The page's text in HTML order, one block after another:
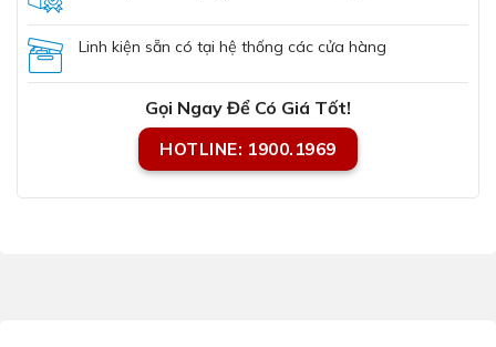
Linh kiện sẵn có tại hệ thống các cửa hàng
Gọi Ngay Để Có Giá Tốt!
HOTLINE: 1900.1969